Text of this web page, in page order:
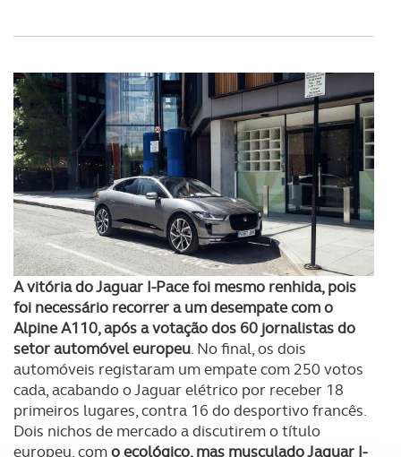
A vitória do Jaguar I-Pace foi mesmo renhida, pois
foi necessário recorrer a um desempate com o
Alpine A110, após a votação dos 60 jornalistas do
setor automóvel europeu. No final, os dois
automóveis registaram um empate com 250 votos
cada, acabando o Jaguar elétrico por receber 18
primeiros lugares, contra 16 do desportivo francês.
Dois nichos de mercado a discutirem o título
europeu, como ecológico, mas musculado Jaguar I-